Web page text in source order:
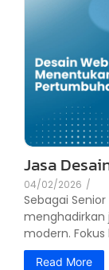
Jasa
04/02/2026 /
Sebagai
menghadirkan
modern.
Read More